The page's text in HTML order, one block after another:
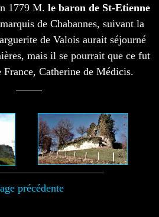
1779 M. le baron de St-Etienne
de Chabannes, suivant la
de Valois aurait séjourné
mais il se pourrait que ce fut
France, Catherine de Médicis.
précédente